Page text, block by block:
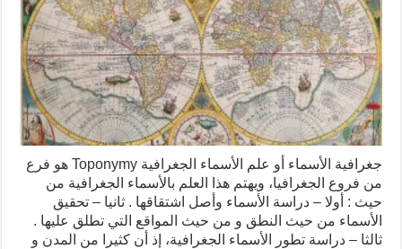
جغرافية الأسماء أو علم الأسماء الجغرافية Toponymy هو فرع
من فروع الجغرافيا، ويهتم هذا العلم بالأسماء الجغرافية من
حيث : أولا – دراسة الأسماء وأصل اشتقاقها . ثانيا – تحقيق
الأسماء من حيث النطق و من حيث المواقع التي تطلق عليها .
ثالثا – دراسة تطور الأسماء الجغرافية، إذ أن كثيرا من المدن و